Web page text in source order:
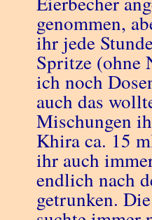
genommen,
ihr jede
Spritze (ohne
ich noch
auch das
Mischungen
Khira ca. 15
ihr auch
endlich nach
getrunken.